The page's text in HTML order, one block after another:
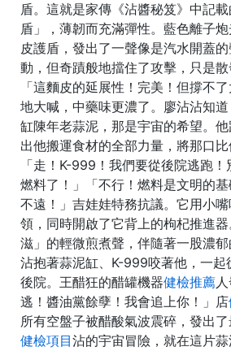
盾。這就是家傳《沾醬秘笈》中記
盾」，薄韌而充滿彈性。藍色離子
皮護盾，發出了一聲像是汽水開蓋
動，但奇蹟般地擋住了攻擊，只是散
「這麵皮的延展性！完美！但撐不
地大喊，中藥味更濃了。廖沾沾知
缸陳年老蒜泥，那是宇宙的希望。
出他搬運食材的全部力量，將那口比
「走！K-999！我們要從後院逃跑
燃料了！」「不行！燃料是文明的
不遠！」吉娃娃特務抗議。它用小
領，同時開啟了它背上的枸杞推進
滋」的輕微煎煮聲，伴隨著一股濃
沾抱著蒜泥缸、K-999咬著他，一起
後院。王醋狂的醋罐機器健檢推薦
逃！醬油黨餘孽！我會追上你！」店
所有空盤子被醋酸氣波震碎，發出
健檢項目沾的宇宙冒險，就在這片